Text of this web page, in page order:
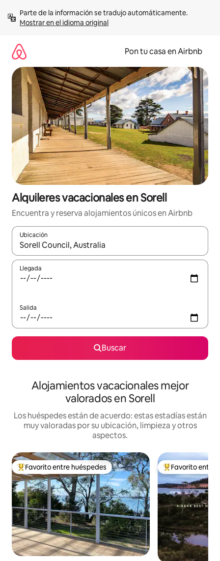
contenidoMostrar en el idioma original
Pon tu casa en Airbnb
Alquileres vacacionales en Sorell
Encuentra y reserva alojamientos únicos en Airbnb
Ubicación
Cuando los resultados estén disponibles, navega con las
Llegada
Salida
Buscar
Alojamientos vacacionales mejor
valorados en Sorell
Los huéspedes están de acuerdo: estas estadías están
muy valoradas por su ubicación, limpieza y otros
aspectos.
Favorito entre huéspedes preferido
Favorito entre huéspedes Favorito entre
Favorito entre